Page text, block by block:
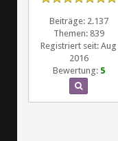
Beiträge: 2.137
Themen: 839
Registriert seit: Aug
2016
Bewertung: 5